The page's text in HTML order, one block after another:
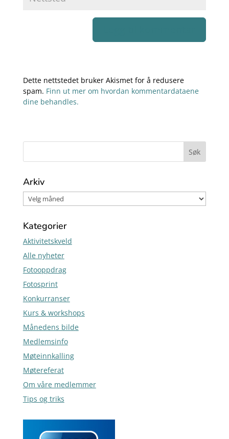
Dette nettstedet bruker Akismet for å redusere
spam. Finn ut mer om hvordan kommentardataene
dine behandles.
Arkiv
Kategorier
Aktivitetskveld
Alle nyheter
Fotooppdrag
Fotosprint
Konkurranser
Kurs & workshops
Månedens bilde
Medlemsinfo
Møteinnkalling
Møtereferat
Om våre medlemmer
Tips og triks